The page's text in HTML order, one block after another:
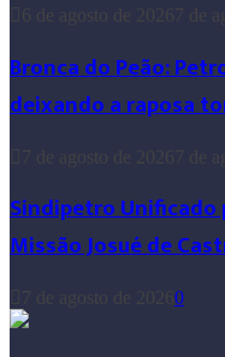
Bronca do Peão:
deixando a raposa
Sindipetro
Missão Josué de
0